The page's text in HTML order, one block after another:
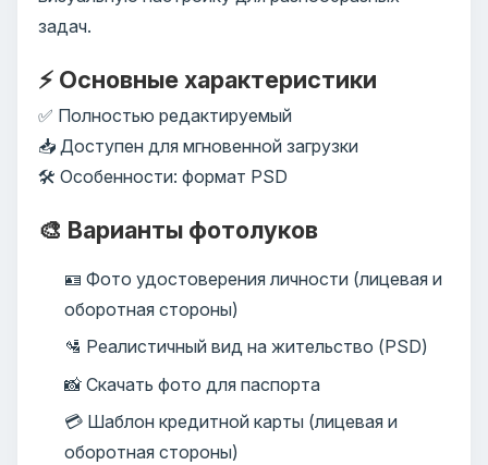
задач.
⚡ Основные характеристики
✅ Полностью редактируемый
📥 Доступен для мгновенной загрузки
🛠️ Особенности: формат PSD
🎨 Варианты фотолуков
🪪 Фото удостоверения личности (лицевая и
оборотная стороны)
🛂 Реалистичный вид на жительство (PSD)
📸 Скачать фото для паспорта
💳 Шаблон кредитной карты (лицевая и
оборотная стороны)